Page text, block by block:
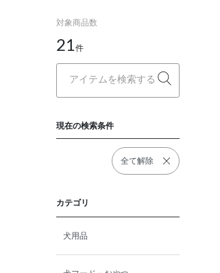
対象商品数
21件
現在の検索条件
全て解除
カテゴリ
犬用品